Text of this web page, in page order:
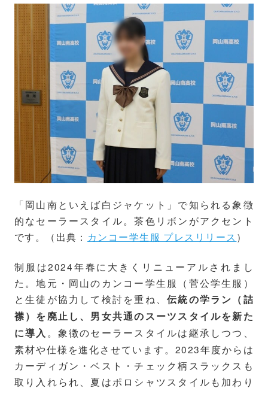
「岡山南といえば白ジャケット」で知られる象徴
的なセーラースタイル。茶色リボンがアクセント
です。（出典： カンコー学生服 プレスリリース ）
制服は2024年春に大きくリニューアルされまし
た。地元・岡山のカンコー学生服（菅公学生服）
と生徒が協力して検討を重ね、伝統の学ラン（詰
襟）を廃止し、男女共通のスーツスタイルを新た
に導入 。象徴のセーラースタイルは継承しつつ、
素材や仕様を進化させています。2023年度からは
カーディガン・ベスト・チェック柄スラックスも
取り入れられ、夏はポロシャツスタイルも加わり